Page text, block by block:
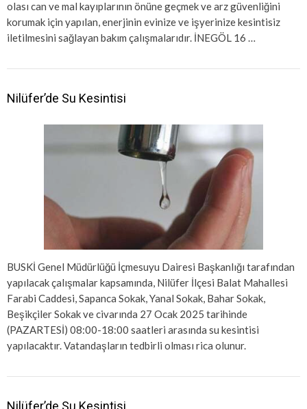
olası can ve mal kayıplarının önüne geçmek ve arz güvenliğini
korumak için yapılan, enerjinin evinize ve işyerinize kesintisiz
iletilmesini sağlayan bakım çalışmalarıdır. İNEGÖL 16 …
Nilüfer’de Su Kesintisi
BUSKİ Genel Müdürlüğü İçmesuyu Dairesi Başkanlığı tarafından
yapılacak çalışmalar kapsamında, Nilüfer İlçesi Balat Mahallesi
Farabi Caddesi, Sapanca Sokak, Yanal Sokak, Bahar Sokak,
Beşikçiler Sokak ve civarında 27 Ocak 2025 tarihinde
(PAZARTESİ) 08:00-18:00 saatleri arasında su kesintisi
yapılacaktır. Vatandaşların tedbirli olması rica olunur.